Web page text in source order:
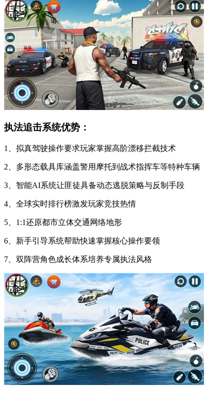
执法追击系统优势：
1、拟真驾驶操作要求玩家掌握高阶漂移拦截技术
2、多形态载具库涵盖警用摩托到战术指挥车等特种车辆
3、智能AI系统让匪徒具备动态逃脱策略与反制手段
4、全球实时排行榜激发玩家竞技热情
5、1:1还原都市立体交通网络地形
6、新手引导系统帮助快速掌握核心操作要领
7、双阵营角色成长体系培养专属执法风格